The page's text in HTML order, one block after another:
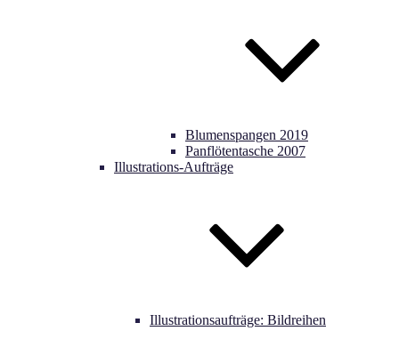
Blumenspangen 2019
Panflötentasche 2007
Illustrations-Aufträge
Illustrationsaufträge: Bildreihen